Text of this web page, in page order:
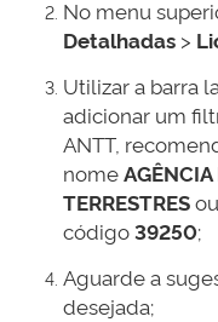
No menu
Detalhadas >
Utilizar a barra
adicionar um
ANTT,
nome
TERRESTRES
código39250;
Aguarde a
desejada;